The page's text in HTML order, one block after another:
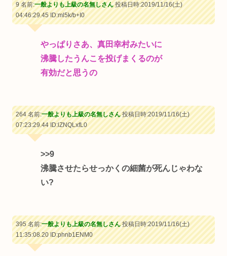
9 名前:一般よりも上級の名無しさん投稿日時:2019/11/16(土)
04:46:29.45ID:ml5k/b+I0
やっぱりさあ、真田幸村みたいに
沸騰したうんこを投げまくるのが
有効だと思うの
264 名前:一般よりも上級の名無しさん投稿日時:2019/11/16(土)
07:23:29.44ID:lZNQLxfL0
>>9
沸騰させたらせっかくの細菌が死んじゃわな
い?
395 名前:一般よりも上級の名無しさん投稿日時:2019/11/16(土)
11:35:08.20ID:phnb1ENM0